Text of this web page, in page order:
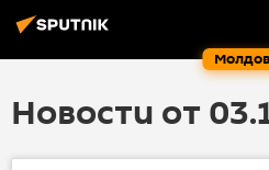
Новости от